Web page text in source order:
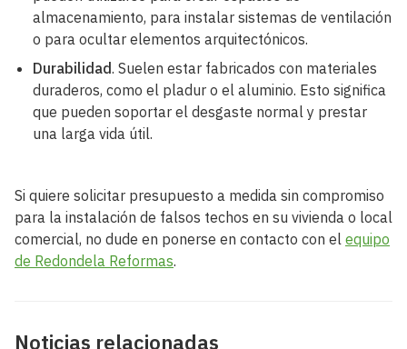
almacenamiento, para instalar sistemas de ventilación
o para ocultar elementos arquitectónicos.
Durabilidad. Suelen estar fabricados con materiales
duraderos, como el pladur o el aluminio. Esto significa
que pueden soportar el desgaste normal y prestar
una larga vida útil.
Si quiere solicitar presupuesto a medida sin compromiso
para la instalación de falsos techos en su vivienda o local
comercial, no dude en ponerse en contacto con el equipo
de Redondela Reformas.
Noticias relacionadas